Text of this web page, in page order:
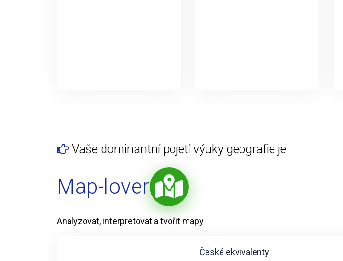
Vaše dominantní pojetí výuky geografie je
Map-lover
Analyzovat, interpretovat a tvořit mapy
České ekvivalenty